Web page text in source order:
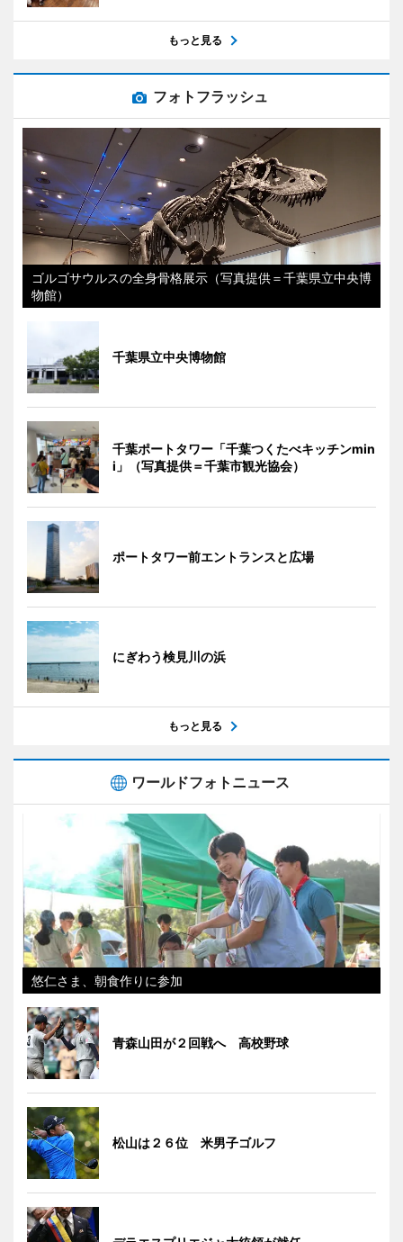
もっと見る
フォトフラッシュ
ゴルゴサウルスの全身骨格展示（写真提供＝千葉県立中央博
物館）
千葉県立中央博物館
千葉ポートタワー「千葉つくたべキッチンmin
i」（写真提供＝千葉市観光協会）
ポートタワー前エントランスと広場
にぎわう検見川の浜
もっと見る
ワールドフォトニュース
悠仁さま、朝食作りに参加
青森山田が２回戦へ 高校野球
松山は２６位 米男子ゴルフ